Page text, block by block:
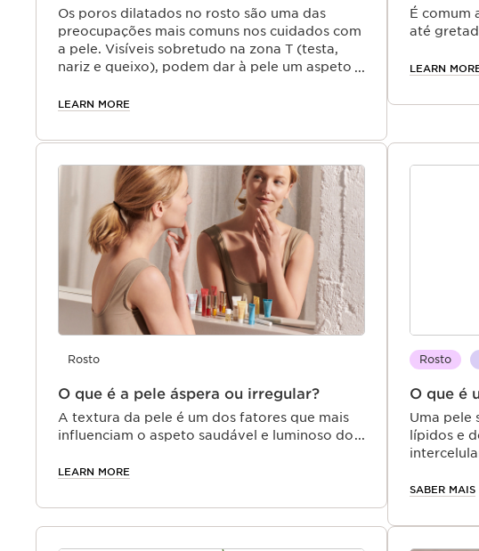
Os poros dilatados no rosto são uma das
preocupações mais comuns nos cuidados com
a pele. Visíveis sobretudo na zona T (testa,
nariz e queixo), podem dar à pele um aspeto
LEARN MORE
É comum
até
calçado
LEARN
Rosto
O que é a pele áspera ou irregular?
A textura da pele é um dos fatores que mais
influenciam o aspeto saudável e luminoso do
LEARN MORE
Rosto
O que é
Uma pele
lípidos e
das peles
SABER MAIS